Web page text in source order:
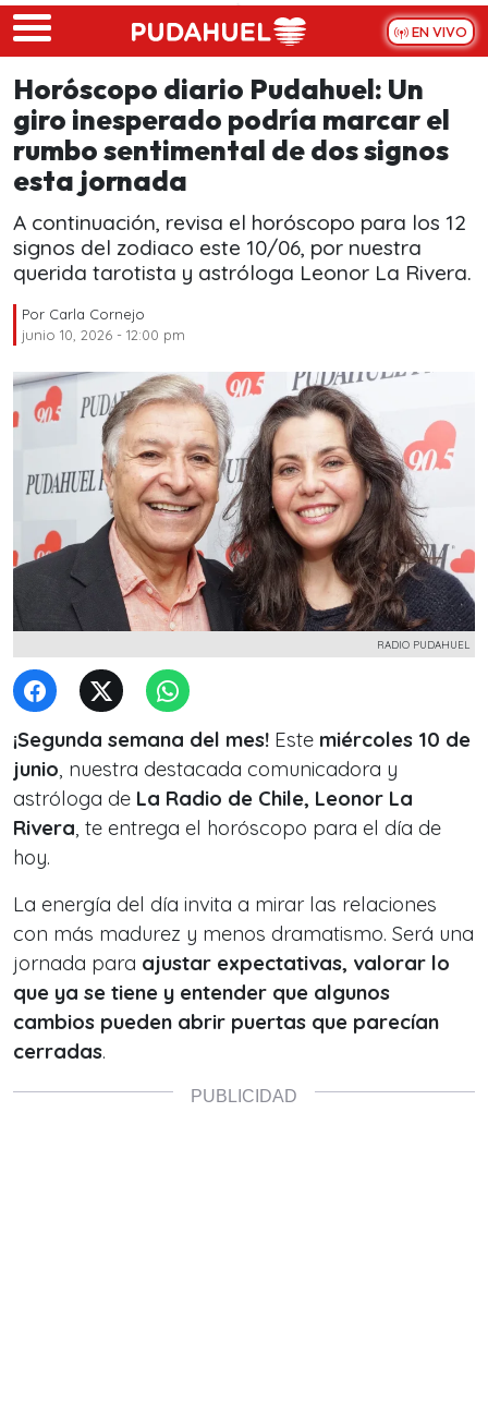
Skip to main content
EN VIVO
Horóscopo diario Pudahuel: Un
giro inesperado podría marcar el
rumbo sentimental de dos signos
esta jornada
A continuación, revisa el horóscopo para los 12
signos del zodiaco este 10/06, por nuestra
querida tarotista y astróloga Leonor La Rivera.
Por Carla Cornejo
junio 10, 2026 - 12:00 pm
RADIO PUDAHUEL
¡Segunda semana del mes! Este miércoles 10 de
junio, nuestra destacada comunicadora y
astróloga de La Radio de Chile, Leonor La
Rivera, te entrega el horóscopo para el día de
hoy.
La energía del día invita a mirar las relaciones
con más madurez y menos dramatismo. Será una
jornada para ajustar expectativas, valorar lo
que ya se tiene y entender que algunos
cambios pueden abrir puertas que parecían
cerradas.